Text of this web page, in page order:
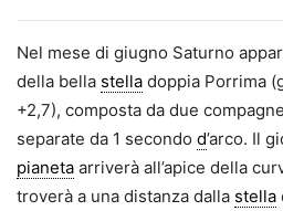
Nel mese di giugno Saturno
della bella stella doppia Porrima
+2,7), composta da due
separate da 1 secondo d’arco. Il
pianeta arriverà all’apice della
troverà a una distanza dalla stella